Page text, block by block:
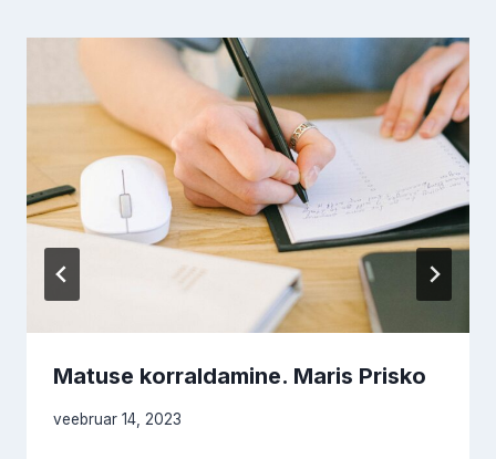
Matuse korraldamine. Maris Prisko
veebruar 14, 2023